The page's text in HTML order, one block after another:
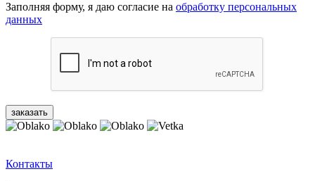
Заполняя форму, я даю согласие на обработку персональных
данных
Контакты